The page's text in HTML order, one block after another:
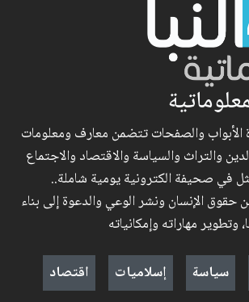
والصفحات تتضمن معارف ومعلومات
والتراث والسياسة والاقتصاد والاجتماع
في صحيفة الكترونية يومية شاملة..
حقوق الإنسان ونشر الوعي والدعوة إلى بناء
وتطوير مهاراته وإمكانياته
سياسة إسلاميات اقتصاد